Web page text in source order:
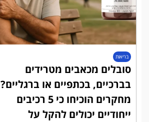
בריאות
סובלים מכאבים מטרידים
בברכיים, בכתפיים או ברגליים?
מחקרים הוכיחו כי 5 רכיבים
ייחודיים יכולים להקל על